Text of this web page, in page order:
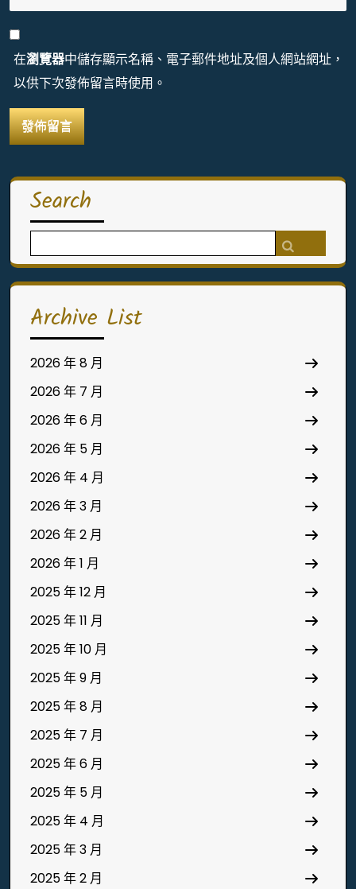
在瀏覽器中儲存顯示名稱、電子郵件地址及個人網站網址，
以供下次發佈留言時使用。
Search
for:
Archive List
2026 年 8 月
2026 年 7 月
2026 年 6 月
2026 年 5 月
2026 年 4 月
2026 年 3 月
2026 年 2 月
2026 年 1 月
2025 年 12 月
2025 年 11 月
2025 年 10 月
2025 年 9 月
2025 年 8 月
2025 年 7 月
2025 年 6 月
2025 年 5 月
2025 年 4 月
2025 年 3 月
2025 年 2 月